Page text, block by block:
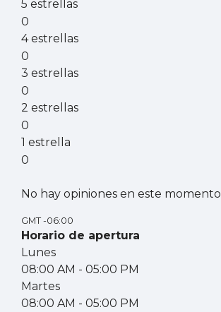
5 estrellas
0
4 estrellas
0
3 estrellas
0
2 estrellas
0
1 estrella
0
No hay opiniones en este momento
GMT -06:00
Horario de apertura
Lunes
08:00 AM - 05:00 PM
Martes
08:00 AM - 05:00 PM